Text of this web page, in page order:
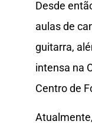
Desde
aulas de
guitarra,
intensa na
Centro de